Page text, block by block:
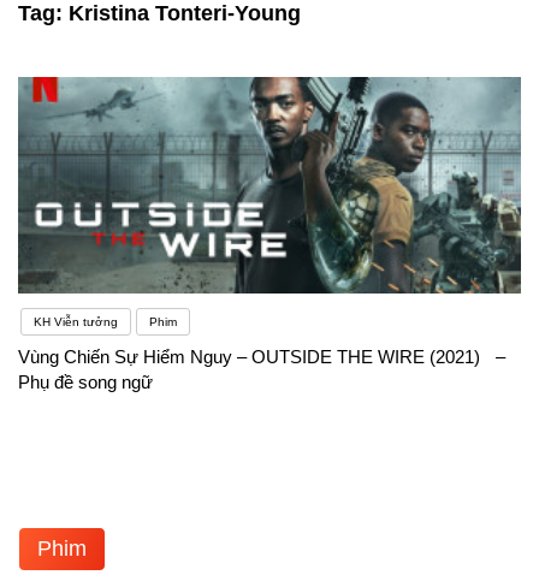
Tag: Kristina Tonteri-Young
KH Viễn tưởng Phim
Vùng Chiến Sự Hiểm Nguy – OUTSIDE THE WIRE (2021) –
Phụ đề song ngữ
Phim